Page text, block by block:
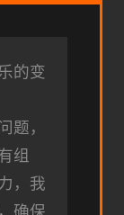
的变
题，
组
，我
确保